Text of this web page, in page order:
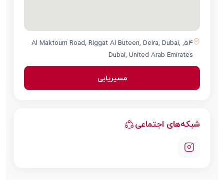
54, Al Maktoum Road, Riggat Al Buteen, Deira, Dubai,
Dubai, United Arab Emirates
مسیریابی
شبکه‌های اجتماعی